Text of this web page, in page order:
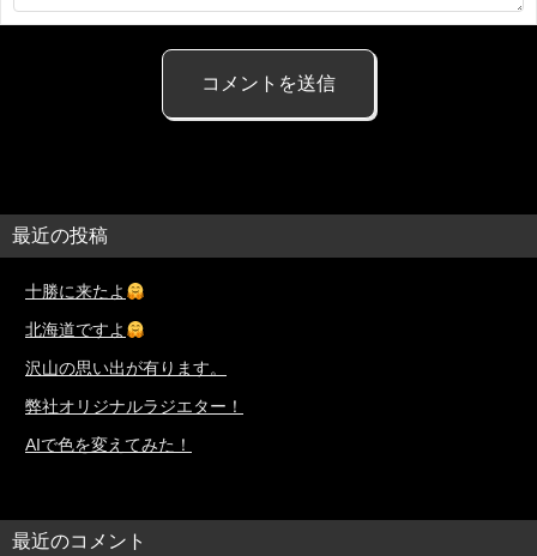
最近の投稿
十勝に来たよ
北海道ですよ
沢山の思い出が有ります。
弊社オリジナルラジエター！
AIで色を変えてみた！
最近のコメント